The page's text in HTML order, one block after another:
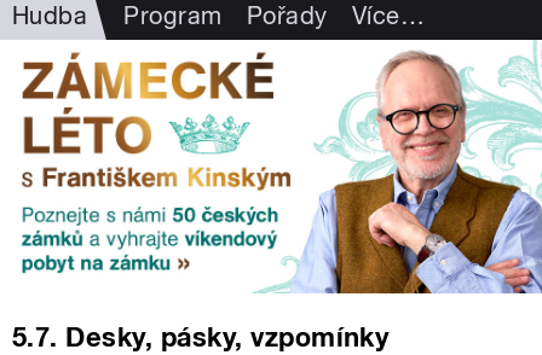
Hudba Program Pořady Více…
5.7. Desky, pásky, vzpomínky